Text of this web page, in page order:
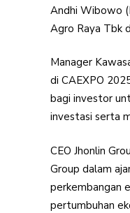
Andhi Wibowo
Agro Raya Tbk
Manager
di CAEXPO
bagi investor
investasi serta
CEO Jhonlin
Group dalam
perkembangan
pertumbuhan